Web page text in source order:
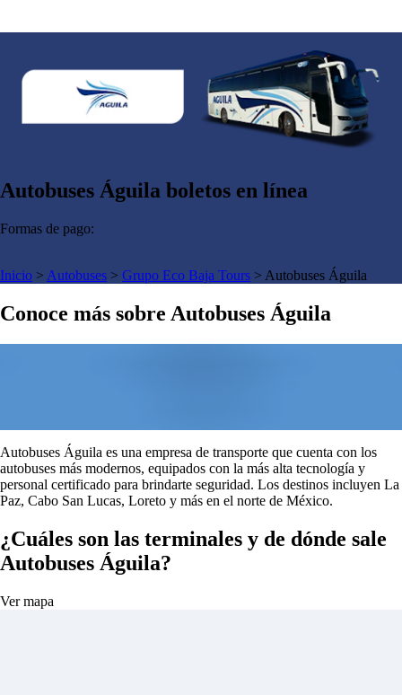
Autobuses Águila boletos en línea
Formas de pago:
Inicio > Autobuses > Grupo Eco Baja Tours > Autobuses Águila
Conoce más sobre Autobuses Águila
Autobuses Águila es una empresa de transporte que cuenta con los
autobuses más modernos, equipados con la más alta tecnología y
personal certificado para brindarte seguridad. Los destinos incluyen La
Paz, Cabo San Lucas, Loreto y más en el norte de México.
¿Cuáles son las terminales y de dónde sale
Autobuses Águila?
Ver mapa